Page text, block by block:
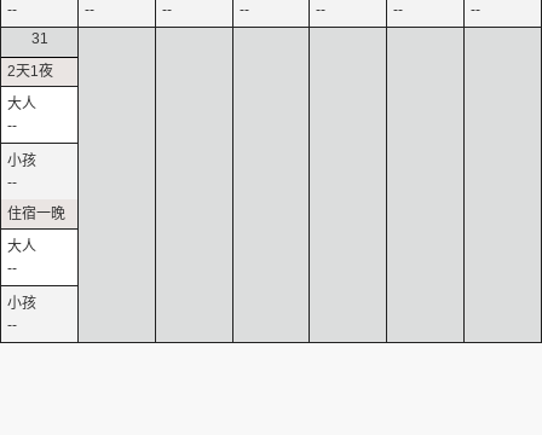
-- -- -- -- -- --
--
31
--
--
--
--